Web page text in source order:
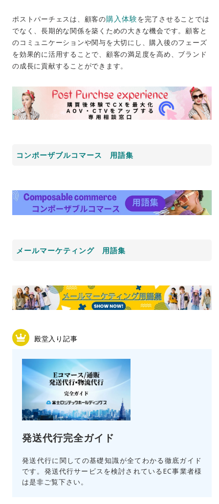
ポストパーチェスは、顧客の購入体験を完了させることでは
でなく、長期的な関係を築くための大きな機会です。顧客と
のコミュニケーションや関与を大切にし、購入後のフェーズ
を効果的に活用することで、顧客の満足度を高め、ブランド
の成長に貢献することができます。
コンポーザブルコマース 用語集
メールマーケティング 用語集
殿堂入り記事
発送代行完全ガイド
発送代行に関しての基礎知識が全てわかる徹底ガイド
です。発送代行サービスを検討されているEC事業者様
は是非ご覧下さい。